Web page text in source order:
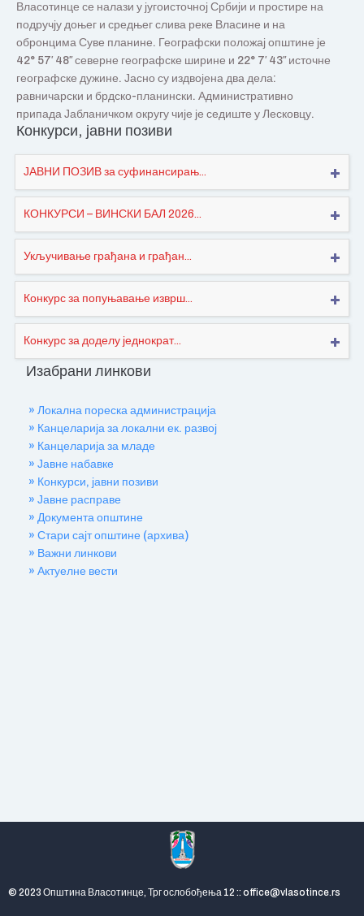
Власотинце се налази у југоисточној Србији и простире на
подручју доњег и средњег слива реке Власине и на
обронцима Суве планине. Географски положај општине је
42° 57′ 48″ северне географске ширине и 22° 7′ 43″ источне
географске дужине. Јасно су издвојена два дела:
равничарски и брдско-планински. Административно
припада Јабланичком округу чије је седиште у Лесковцу.
Конкурси, јавни позиви
ЈАВНИ ПОЗИВ за суфинансирањ...
КОНКУРСИ – ВИНСКИ БАЛ 2026...
Укључивање грађана и грађан...
Конкурс за попуњавање изврш...
Конкурс за доделу једнократ...
Изабрани линкови
» Локална пореска администрација
» Канцеларија за локални ек. развој
» Канцеларија за младе
» Јавне набавке
» Конкурси, јавни позиви
» Јавне расправе
» Документа општине
» Стари сајт општине (архива)
» Важни линкови
» Актуелне вести
© 2023 Општина Власотинце, Трг ослобођења 12 :: office@vlasotince.rs